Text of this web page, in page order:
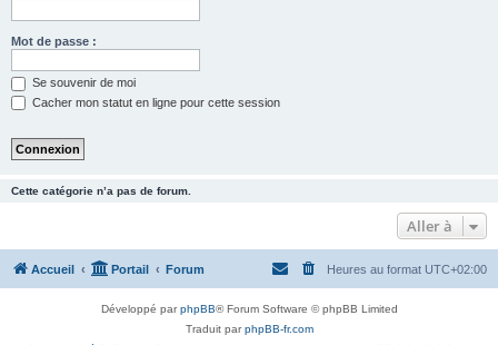
Mot de passe :
Se souvenir de moi
Cacher mon statut en ligne pour cette session
Cette catégorie n’a pas de forum.
Aller à
Accueil Portail Forum Heures au format UTC+02:00
Développé parphpBB® Forum Software © phpBB Limited
Traduit parphpBB-fr.com